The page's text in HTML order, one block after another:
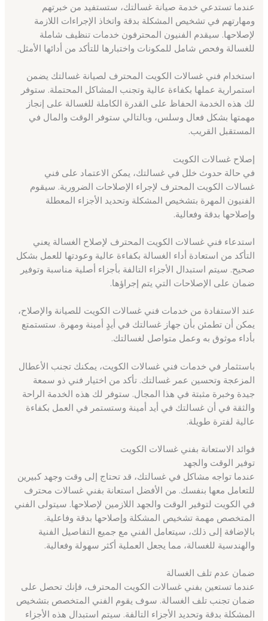
عندما تستدعي خدمة صيانة غسالتك، ستستفيد من خبرتهم
ومهارتهم في تشخيص المشكلة بدقة واتخاذ الإجراءات اللازمة
لإصلاحها. سيقدم الفنيون المحترفون خدمات تنظيف شاملة
للغسالة وفحص شامل للمكونات واختبارها للتأكد من أدائها الأمثل.
استخدام فني غسالات الكويت المحترف لصيانة غسالتك يضمن
استمرارية عملها بكفاءة عالية وتجنب المشاكل المحتملة. ستوفر
لك هذه الخدمة الحفاظ على القدرة الكاملة للغسالة على إنجاز
مهمتها بشكل فعال وسلس، وبالتالي ستوفر الوقت والمال في
المستقبل القريب.
إصلاح غسالات الكويت
في حالة حدوث خلل في غسالتك، يمكن الاعتماد على فني
غسالات الكويت المحترف لإجراء الإصلاحات الضرورية. سيقوم
الفنيون المهرة بتشخيص المشكلة وتحديد الأجزاء المعطلة
وإصلاحها بدقة وفعالية.
استدعاء فني غسالات الكويت المحترف لإصلاح الغسالة يعني
التأكد من استعادة أداء الغسالة بكفاءة عالية وعودتها للعمل بشكل
صحيح. سيتم استبدال الأجزاء التالفة بأجزاء أصلية مناسبة وتوفير
ضمان على الإصلاحات التي يتم إجراؤها.
عند الاستفادة من خدمات فني غسالات الكويت للصيانة والإصلاح،
يمكن أن تطمئن بأن جهاز غسالتك في أيدٍ أمينة ومهرة. ستستمتع
بأداء موثوق به وعمل متواصل لغسالتك.
باستثمار في خدمات فني غسالات الكويت، يمكنك تجنب الأعطال
المزعجة وتحسين عمر غسالتك. تأكد من اختيار فني ذو سمعة
جيدة وخبرة مثبتة في هذا المجال. ستوفر لك هذه الخدمة الراحة
والثقة في أن غسالتك في أيد أمينة وستستمر في العمل بكفاءة
عالية لفترة طويلة.
فوائد الاستعانة بفني غسالات الكويت
توفير الوقت والجهد
عندما تواجه مشاكل في غسالتك، قد تحتاج إلى وقت وجهد كبيرين
للتعامل معها بنفسك. من الأفضل استعانة بفني غسالات محترف
في الكويت لتوفير الوقت والجهد اللازمين لإصلاحها. سيتولى الفني
المتخصص مهمة تشخيص المشكلة وإصلاحها بدقة وفاعلية.
بالإضافة إلى ذلك، سيتعامل الفني مع جميع التفاصيل الفنية
والهندسية للغسالة، مما يجعل العملية أكثر سهولة وفعالية.
ضمان عدم تلف الغسالة
عندما تستعين بفني غسالات الكويت المحترف، فإنك تحصل على
ضمان تجنب تلف الغسالة. سوف يقوم الفني المتخصص بتشخيص
المشكلة بدقة وتحديد الأجزاء التالفة. سيتم استبدال هذه الأجزاء